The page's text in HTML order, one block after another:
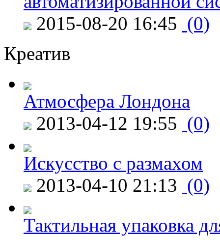
2015-08-20 16:45 (0)
Креатив
Атмосфера Лондона
2013-04-12 19:55 (0)
Искусство с размахом
2013-04-10 21:13 (0)
Тактильная упаковка